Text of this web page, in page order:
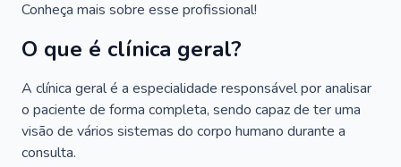
Conheça mais sobre esse profissional!
O que é clínica geral?
A clínica geral é a especialidade responsável por analisar
o paciente de forma completa, sendo capaz de ter uma
visão de vários sistemas do corpo humano durante a
consulta.